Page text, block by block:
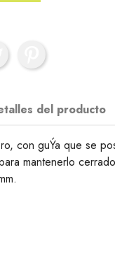
del producto
con guÝa que se
mantenerlo